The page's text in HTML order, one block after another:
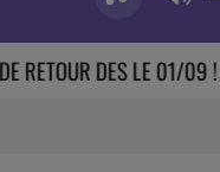
RETOUR DES LE 01/09 !